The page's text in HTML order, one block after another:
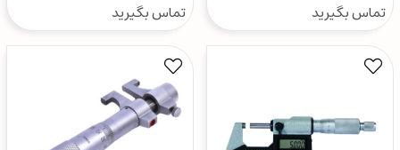
تماس بگیرید تماس بگیرید